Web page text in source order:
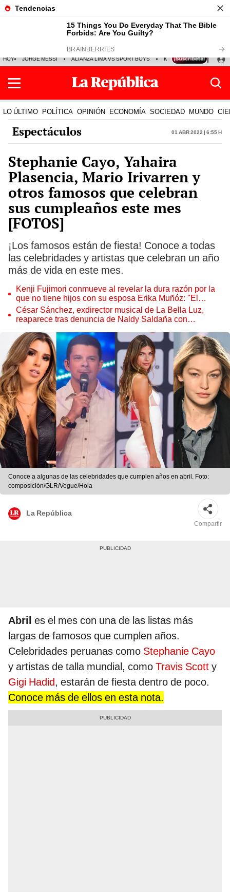
HOY JORGE MESSI ALIANZA LIMA VS SPORT BOYS KENJI FUJIMORI
LO ÚLTIMO POLÍTICA OPINIÓN ECONOMÍA SOCIEDAD MUNDO
Espectáculos 01 Abr 2022 | 6:55 h
Stephanie Cayo, Yahaira
Plasencia, Mario Irivarren y
otros famosos que celebran
sus cumpleaños este mes
[FOTOS]
¡Los famosos están de fiesta! Conoce a todas
las celebridades y artistas que celebran un año
más de vida en este mes.
Kenji Fujimori conmueve al revelar la dura razón por la
que no tiene hijos con su esposa Erika Muñóz: "El
proceso judicial"
César Sánchez, exdirector musical de La Bella Luz,
reaparece tras denuncia de Naldy Saldaña con
Conoce a algunas de las celebridades que cumplen años en abril. Foto:
composición/GLR/Vogue/Hola
La República
Compartir
Abril es el mes con una de las listas más
largas de famosos que cumplen años.
Celebridades peruanas como Stephanie Cayo
y artistas de talla mundial, como Travis Scott y
Gigi Hadid, estarán de fiesta dentro de poco.
Conoce más de ellos en esta nota.